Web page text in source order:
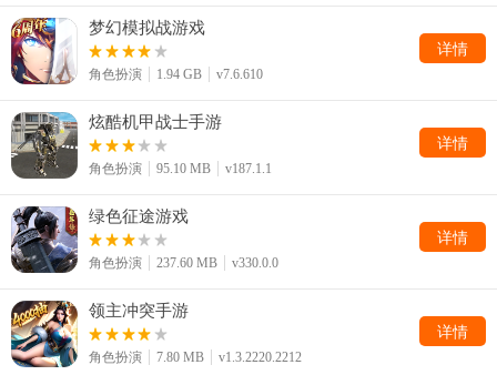
梦幻模拟战游戏
角色扮演 1.94 GB v7.6.610
详情
炫酷机甲战士手游
角色扮演 95.10 MB v187.1.1
详情
绿色征途游戏
角色扮演 237.60 MB v330.0.0
详情
领主冲突手游
角色扮演 7.80 MB v1.3.2220.2212
详情